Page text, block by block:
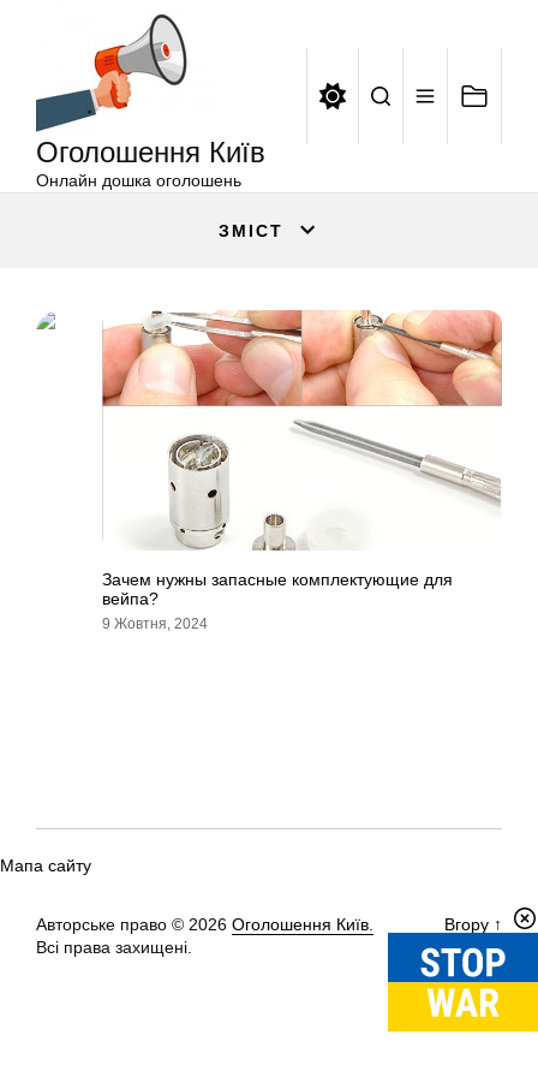
Оголошення Київ
Онлайн дошка оголошень
ЗМІСТ
Зачем нужны запасные комплектующие для
вейпа?
9 Жовтня, 2024
Мапа сайту
Авторське право © 2026 Оголошення Київ.
Всі права захищені.
Вгору ↑